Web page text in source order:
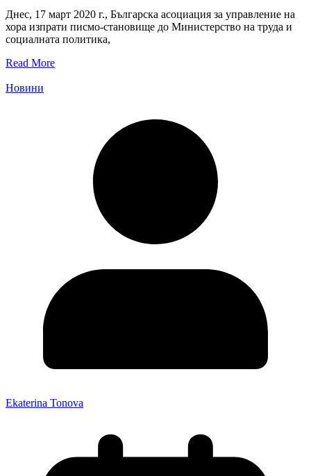
Днес, 17 март 2020 г., Българска асоциация за управление на
хора изпрати писмо-становище до Министерство на труда и
социалната политика,
Read More
Новини
Ekaterina Tonova